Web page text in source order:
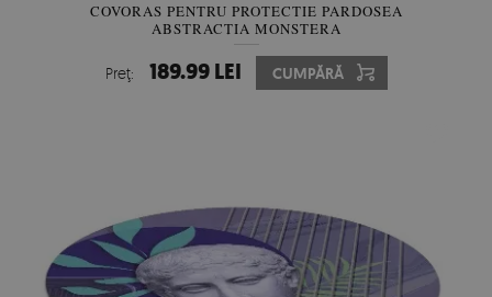
COVORAS PENTRU PROTECTIE PARDOSEA
ABSTRACȚIA MONSTERA
Preţ: 189.99 LEI CUMPĂRĂ